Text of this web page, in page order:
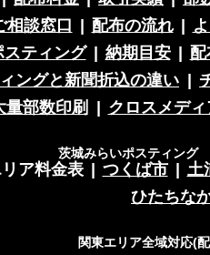
相談窓口 配布の流れ
ティング
納期目安
ングと新聞折込の違い
量部数印刷 クロスメディ
茨城みらいポスティング
ア料金表 つくば市
土
ひたちな
関東エリア全域対応(